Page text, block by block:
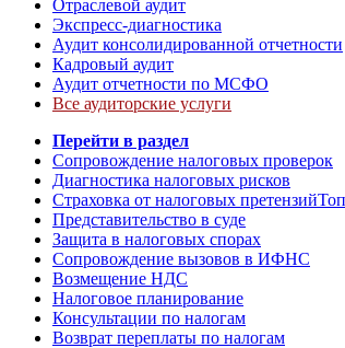
Отраслевой аудит
Экспресс-диагностика
Аудит консолидированной отчетности
Кадровый аудит
Аудит отчетности по МСФО
Все аудиторские услуги
Перейти в раздел
Сопровождение налоговых проверок
Диагностика налоговых рисков
Страховка от налоговых претензийТоп
Представительство в суде
Защита в налоговых спорах
Сопровождение вызовов в ИФНС
Возмещение НДС
Налоговое планирование
Консультации по налогам
Возврат переплаты по налогам